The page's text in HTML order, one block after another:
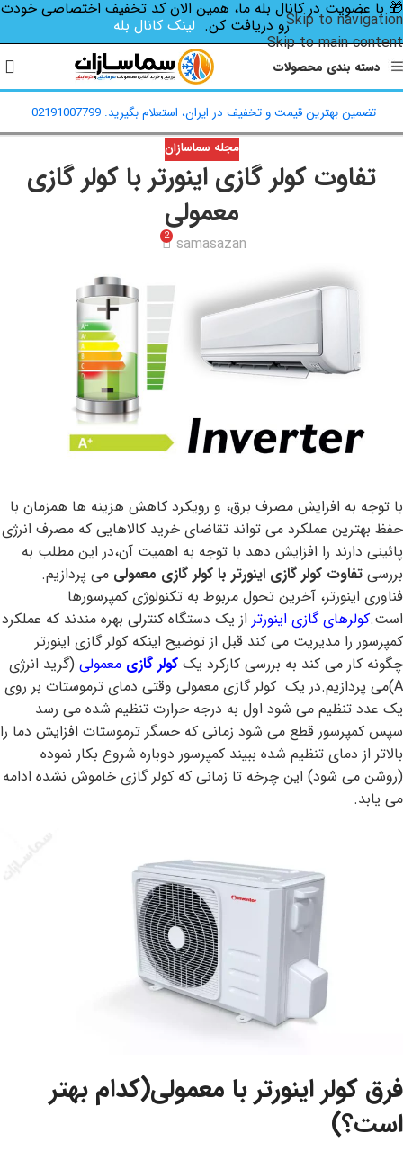
Skip to navigation
Skip to main content
🎁 با عضویت در کانال بله ما، همین الان کد تخفیف اختصاصی‌ خودت
رو دریافت کن. لینک کانال بله
دسته بندی محصولات
تضمین بهترین قیمت و تخفیف در ایران، استعلام بگیرید. 02191007799
مجله سماسازان
تفاوت کولر گازی اینورتر با کولر گازی
معمولی
samasazan
2
با توجه به افزایش مصرف برق، و رویکرد کاهش هزینه ها همزمان با
حفظ بهترین عملکرد می تواند تقاضای خرید کالاهایی که مصرف انرژی
پائینی دارند را افزایش دهد با توجه به اهمیت آن،در این مطلب به
بررسی تفاوت کولر گازی اینورتر با کولر گازی معمولی می پردازیم.
فناوری اینورتر، آخرین تحول مربوط به تکنولوژی کمپرسورها
است.کولرهای گازی اینورتر از یک دستگاه کنترلی بهره مندند که عملکرد
کمپرسور را مدیریت می کند قبل از توضیح اینکه کولر گازی اینورتر
چگونه کار می کند به بررسی کارکرد یک کولر گازی معمولی (گرید انرژی
A)می پردازیم.در یک کولر گازی معمولی وقتی دمای ترموستات بر روی
یک عدد تنظیم می شود اول به درجه حرارت تنظیم شده می رسد
سپس کمپرسور قطع می شود زمانی که حسگر ترموستات افزایش دما را
بالاتر از دمای تنظیم شده ببیند کمپرسور دوباره شروع بکار نموده
(روشن می شود) این چرخه تا زمانی که کولر گازی خاموش نشده ادامه
می یابد.
فرق کولر اینورتر با معمولی(کدام بهتر
است؟)